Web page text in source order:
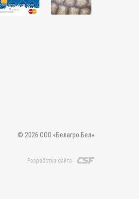
© 2026 ООО «Белагро Бел»
Разработка сайта